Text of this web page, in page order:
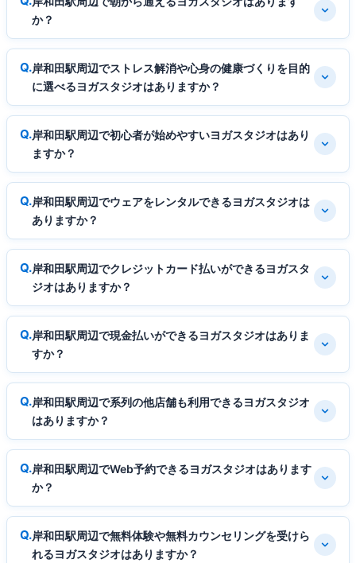
か？
岸和田駅周辺でストレス解消や心身の健康づくりを目的
に選べるヨガスタジオはありますか？
岸和田駅周辺で初心者が始めやすいヨガスタジオはあり
ますか？
岸和田駅周辺でウェアをレンタルできるヨガスタジオは
ありますか？
岸和田駅周辺でクレジットカード払いができるヨガスタ
ジオはありますか？
岸和田駅周辺で現金払いができるヨガスタジオはありま
すか？
岸和田駅周辺で系列の他店舗も利用できるヨガスタジオ
はありますか？
岸和田駅周辺でWeb予約できるヨガスタジオはあります
か？
岸和田駅周辺で無料体験や無料カウンセリングを受けら
れるヨガスタジオはありますか？